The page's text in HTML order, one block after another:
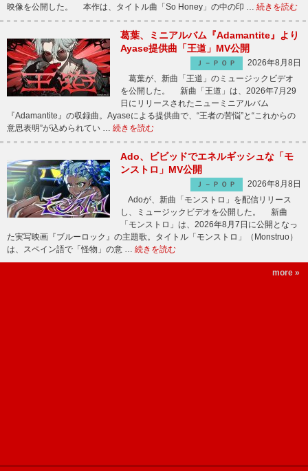
映像を公開した。 本作は、タイトル曲「So Honey」の中の印 … 続きを読む
葛葉、ミニアルバム『Adamantite』より
Ayase提供曲「王道」MV公開
Ｊ－ＰＯＰ
2026年8月8日
葛葉が、新曲「王道」のミュージックビデオ
を公開した。 新曲「王道」は、2026年7月29
日にリリースされたニューミニアルバム
『Adamantite』の収録曲。Ayaseによる提供曲で、“王者の苦悩”と“これからの
意思表明”が込められてい … 続きを読む
Ado、ビビッドでエネルギッシュな「モ
ンストロ」MV公開
Ｊ－ＰＯＰ
2026年8月8日
Adoが、新曲「モンストロ」を配信リリース
し、ミュージックビデオを公開した。 新曲
「モンストロ」は、2026年8月7日に公開となっ
た実写映画『ブルーロック』の主題歌。タイトル「モンストロ」（Monstruo）
は、スペイン語で「怪物」の意 … 続きを読む
more »